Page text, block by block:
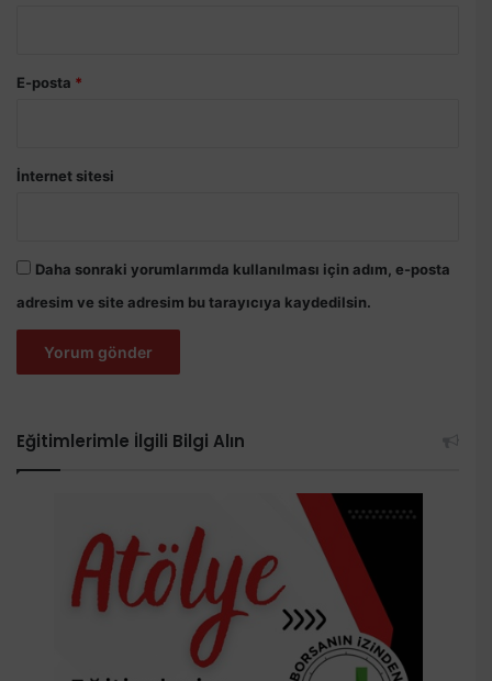
E-posta *
İnternet sitesi
Daha sonraki yorumlarımda kullanılması için adım, e-posta
adresim ve site adresim bu tarayıcıya kaydedilsin.
Eğitimlerimle İlgili Bilgi Alın